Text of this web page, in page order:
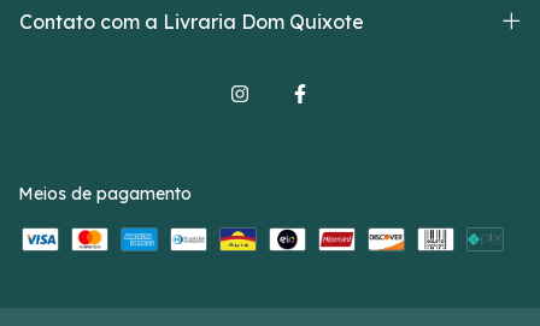
Contato com a Livraria Dom Quixote
Meios de pagamento